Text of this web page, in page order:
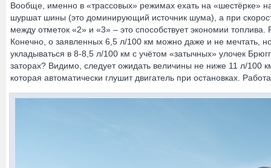
Вообще, именно в «трассовых» режимах ехать на «шестёрке»
шуршат шины (это доминирующий источник шума), а при
между отметок «2» и «3» – это способствует экономии
Конечно, о заявленных 6,5 л/100 км можно даже и не мечтать,
укладываться в 8-8,5 л/100 км с учётом «затычных» улочек
заторах? Видимо, следует ожидать величины не ниже 11 л/100
которая автоматически глушит двигатель при остановках.